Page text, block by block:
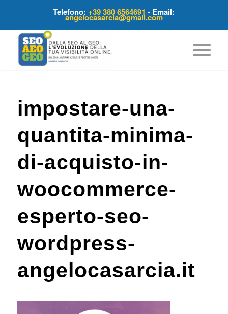
Telefono:+39 380 6564691 - Email:
angelocasarcia@gmail.com
impostare-una-
quantita-minima-
di-acquisto-in-
woocommerce-
esperto-seo-
wordpress-
angelocasarcia.it